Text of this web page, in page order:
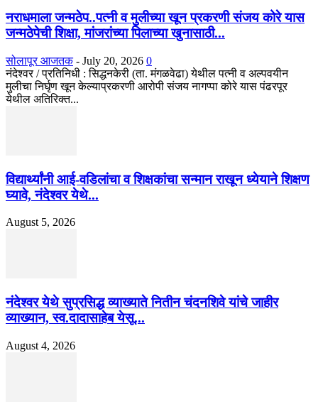
नराधमाला जन्मठेप..पत्नी व मुलीच्या खून प्रकरणी संजय कोरे यास
जन्मठेपेची शिक्षा, मांजरांच्या पिलाच्या खुनासाठी...
सोलापूर आजतक - July 20, 2026 0
नंदेश्वर / प्रतिनिधी : सिद्धनकेरी (ता. मंगळवेढा) येथील पत्नी व अल्पवयीन
मुलीचा निर्घृण खून केल्याप्रकरणी आरोपी संजय नागप्पा कोरे यास पंढरपूर
येथील अतिरिक्त...
विद्यार्थ्यांनी आई-वडिलांचा व शिक्षकांचा सन्मान राखून ध्येयाने शिक्षण
घ्यावे, नंदेश्वर येथे...
August 5, 2026
नंदेश्वर येथे सुप्रसिद्ध व्याख्याते नितीन चंदनशिवे यांचे जाहीर
व्याख्यान, स्व.दादासाहेब येसू...
August 4, 2026